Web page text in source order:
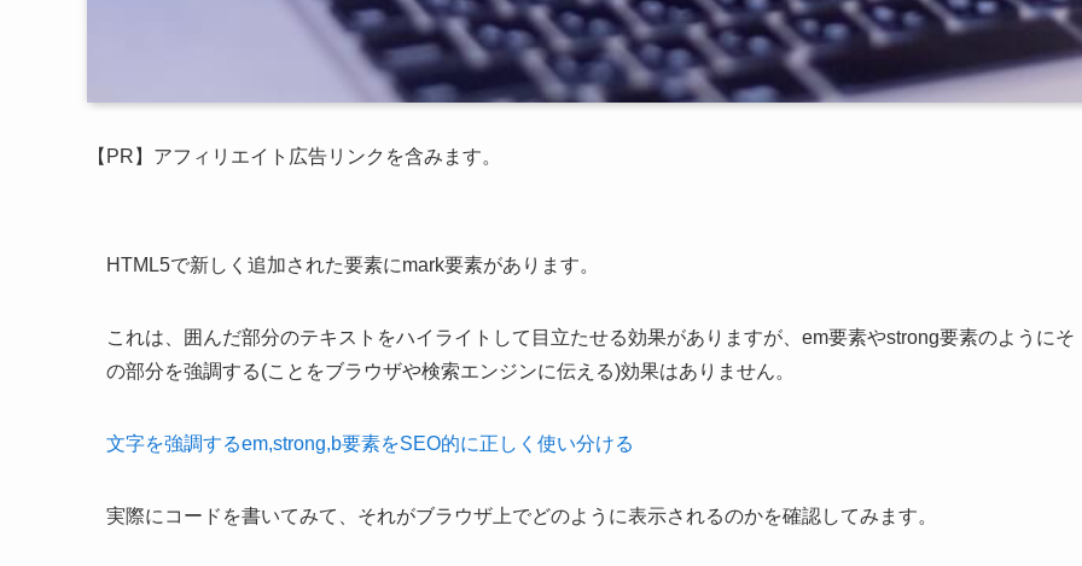
【PR】アフィリエイト広告リンクを含みます。
HTML5で新しく追加された要素にmark要素があります。
これは、囲んだ部分のテキストをハイライトして目立たせる効果がありますが、em要素やstrong要素のようにそ
の部分を強調する(ことをブラウザや検索エンジンに伝える)効果はありません。
文字を強調するem,strong,b要素をSEO的に正しく使い分ける
実際にコードを書いてみて、それがブラウザ上でどのように表示されるのかを確認してみます。